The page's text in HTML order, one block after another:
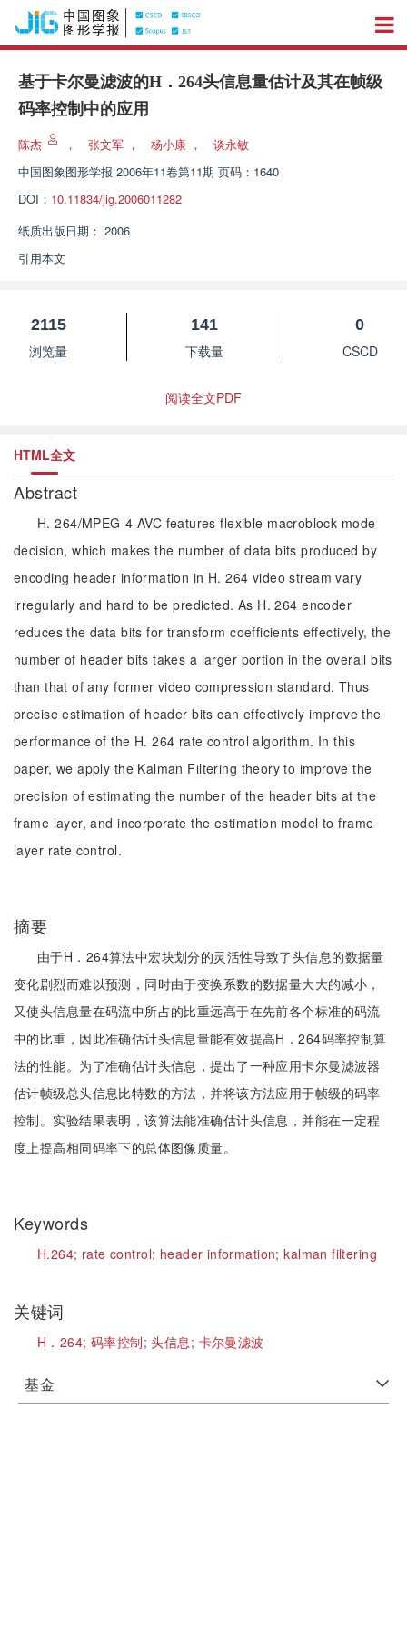
基于卡尔曼滤波的H．264头信息量估计及其在帧级
码率控制中的应用
陈杰 ， 张文军 ， 杨小康 ，
谈永敏
中国图象图形学报 2006年11卷第11期 页码：1640
DOI： 10.11834/jig.2006011282
纸质出版日期： 2006
引用本文
2115
浏览量
141
下载量
0
CSCD
阅读全文PDF
HTML全文
Abstract
H. 264/MPEG-4 AVC features flexible macroblock mode
decision, which makes the number of data bits produced by
encoding header information in H. 264 video stream vary
irregularly and hard to be predicted. As H. 264 encoder
reduces the data bits for transform coefficients effectively, the
number of header bits takes a larger portion in the overall bits
than that of any former video compression standard. Thus
precise estimation of header bits can effectively improve the
performance of the H. 264 rate control algorithm. In this
paper, we apply the Kalman Filtering theory to improve the
precision of estimating the number of the header bits at the
frame layer, and incorporate the estimation model to frame
layer rate control.
摘要
由于H．264算法中宏块划分的灵活性导致了头信息的数据量
变化剧烈而难以预测，同时由于变换系数的数据量大大的减小，
又使头信息量在码流中所占的比重远高于在先前各个标准的码流
中的比重，因此准确估计头信息量能有效提高H．264码率控制算
法的性能。为了准确估计头信息，提出了一种应用卡尔曼滤波器
估计帧级总头信息比特数的方法，并将该方法应用于帧级的码率
控制。实验结果表明，该算法能准确估计头信息，并能在一定程
度上提高相同码率下的总体图像质量。
Keywords
H.264; rate control; header information;kalman filtering
关键词
H．264; 码率控制;头信息; 卡尔曼滤波
基金